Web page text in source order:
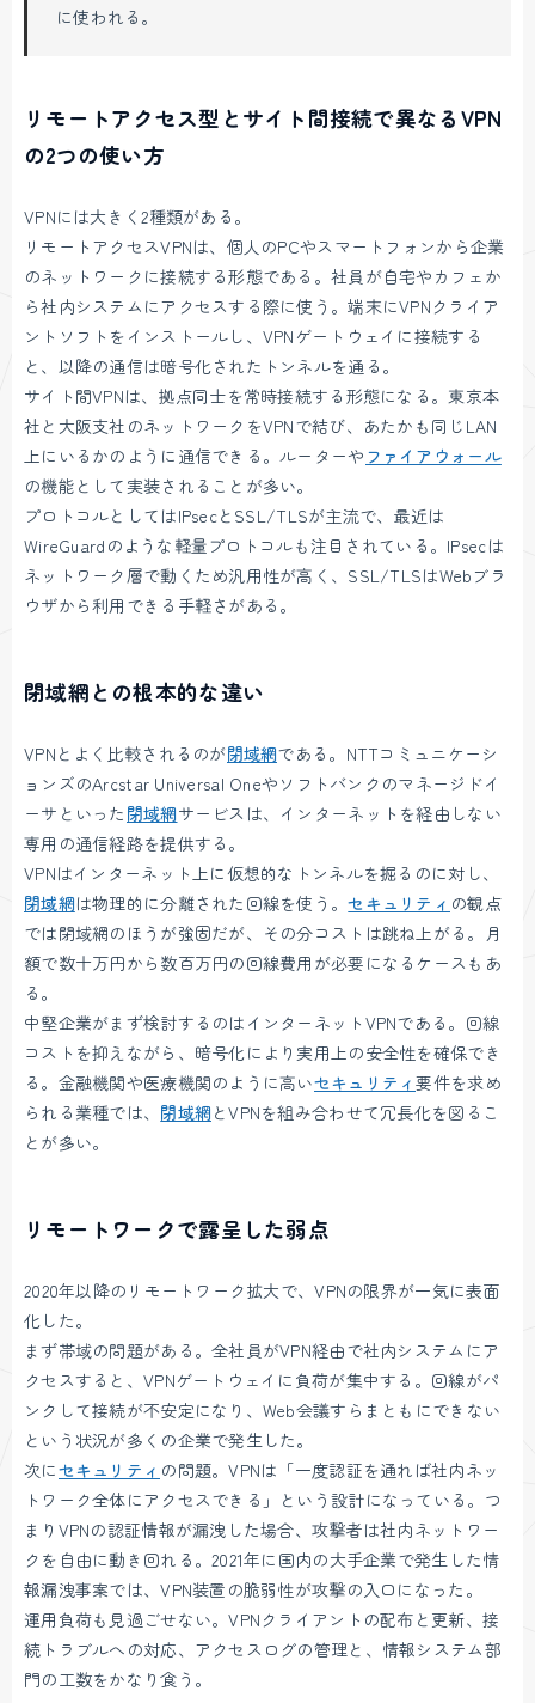
に使われる。
リモートアクセス型とサイト間接続で異なるVPN
の2つの使い方
VPNには大きく2種類がある。
リモートアクセスVPNは、個人のPCやスマートフォンから企業
のネットワークに接続する形態である。社員が自宅やカフェか
ら社内システムにアクセスする際に使う。端末にVPNクライア
ントソフトをインストールし、VPNゲートウェイに接続する
と、以降の通信は暗号化されたトンネルを通る。
サイト間VPNは、拠点同士を常時接続する形態になる。東京本
社と大阪支社のネットワークをVPNで結び、あたかも同じLAN
上にいるかのように通信できる。ルーターや ファイアウォール
の機能として実装されることが多い。
プロトコルとしてはIPsecとSSL/TLSが主流で、最近は
WireGuardのような軽量プロトコルも注目されている。IPsecは
ネットワーク層で動くため汎用性が高く、SSL/TLSはWebブラ
ウザから利用できる手軽さがある。
閉域網との根本的な違い
VPNとよく比較されるのが閉域網である。NTTコミュニケーシ
ョンズのArcstar Universal Oneやソフトバンクのマネージドイ
ーサといった 閉域網サービスは、インターネットを経由しない
専用の通信経路を提供する。
VPNはインターネット上に仮想的なトンネルを掘るのに対し、
閉域網は物理的に分離された回線を使う。セキュリティ の観点
では閉域網のほうが強固だが、その分コストは跳ね上がる。月
額で数十万円から数百万円の回線費用が必要になるケースもあ
る。
中堅企業がまず検討するのはインターネットVPNである。回線
コストを抑えながら、暗号化により実用上の安全性を確保でき
る。金融機関や医療機関のように高いセキュリティ要件を求め
られる業種では、 閉域網 とVPNを組み合わせて冗長化を図るこ
とが多い。
リモートワークで露呈した弱点
2020年以降のリモートワーク拡大で、VPNの限界が一気に表面
化した。
まず帯域の問題がある。全社員がVPN経由で社内システムにア
クセスすると、VPNゲートウェイに負荷が集中する。回線がパ
ンクして接続が不安定になり、Web会議すらまともにできない
という状況が多くの企業で発生した。
次にセキュリティ の問題。VPNは「一度認証を通れば社内ネッ
トワーク全体にアクセスできる」という設計になっている。つ
まりVPNの認証情報が漏洩した場合、攻撃者は社内ネットワー
クを自由に動き回れる。2021年に国内の大手企業で発生した情
報漏洩事案では、VPN装置の脆弱性が攻撃の入口になった。
運用負荷も見過ごせない。VPNクライアントの配布と更新、接
続トラブルへの対応、アクセスログの管理と、情報システム部
門の工数をかなり食う。